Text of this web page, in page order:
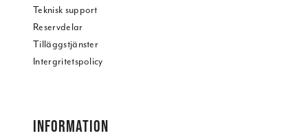
Teknisk support
Reservdelar
Tilläggstjänster
Intergritetspolicy
INFORMATION